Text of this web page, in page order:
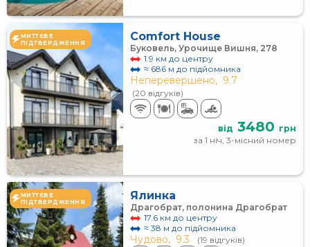
МИТТЄВЕ
ПІДТВЕРДЖЕННЯ
Comfort House
Буковель, Урочище Вишня, 278
1.9 км до центру
≈ 686 м до підйомника
Неперевершено, 9.7
(20 відгуків)
від 3480 грн
за 1 ніч, 3-місний номер
МИТТЄВЕ
ПІДТВЕРДЖЕННЯ
Ялинка
Драгобрат, полонина Драгобрат
17.6 км до центру
≈ 38 м до підйомника
Чудово, 9.3 (19 відгуків)